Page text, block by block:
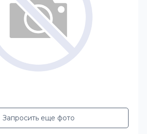
Запросить еще фото